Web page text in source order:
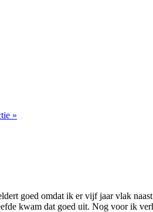
»
goed omdat ik er vijf jaar vlak
kwam dat goed uit. Nog voor ik